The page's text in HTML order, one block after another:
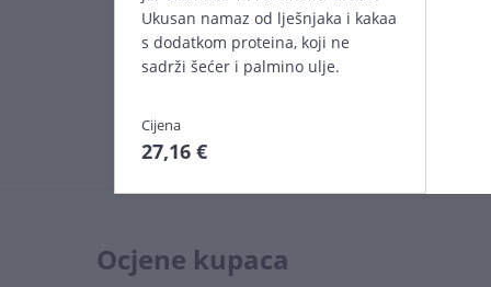
Ocjene kupaca
Ukusan namaz od lješnjaka i kakaa
s dodatkom proteina, koji ne
sadrži šećer i palmino ulje.
Cijena
27,16 €